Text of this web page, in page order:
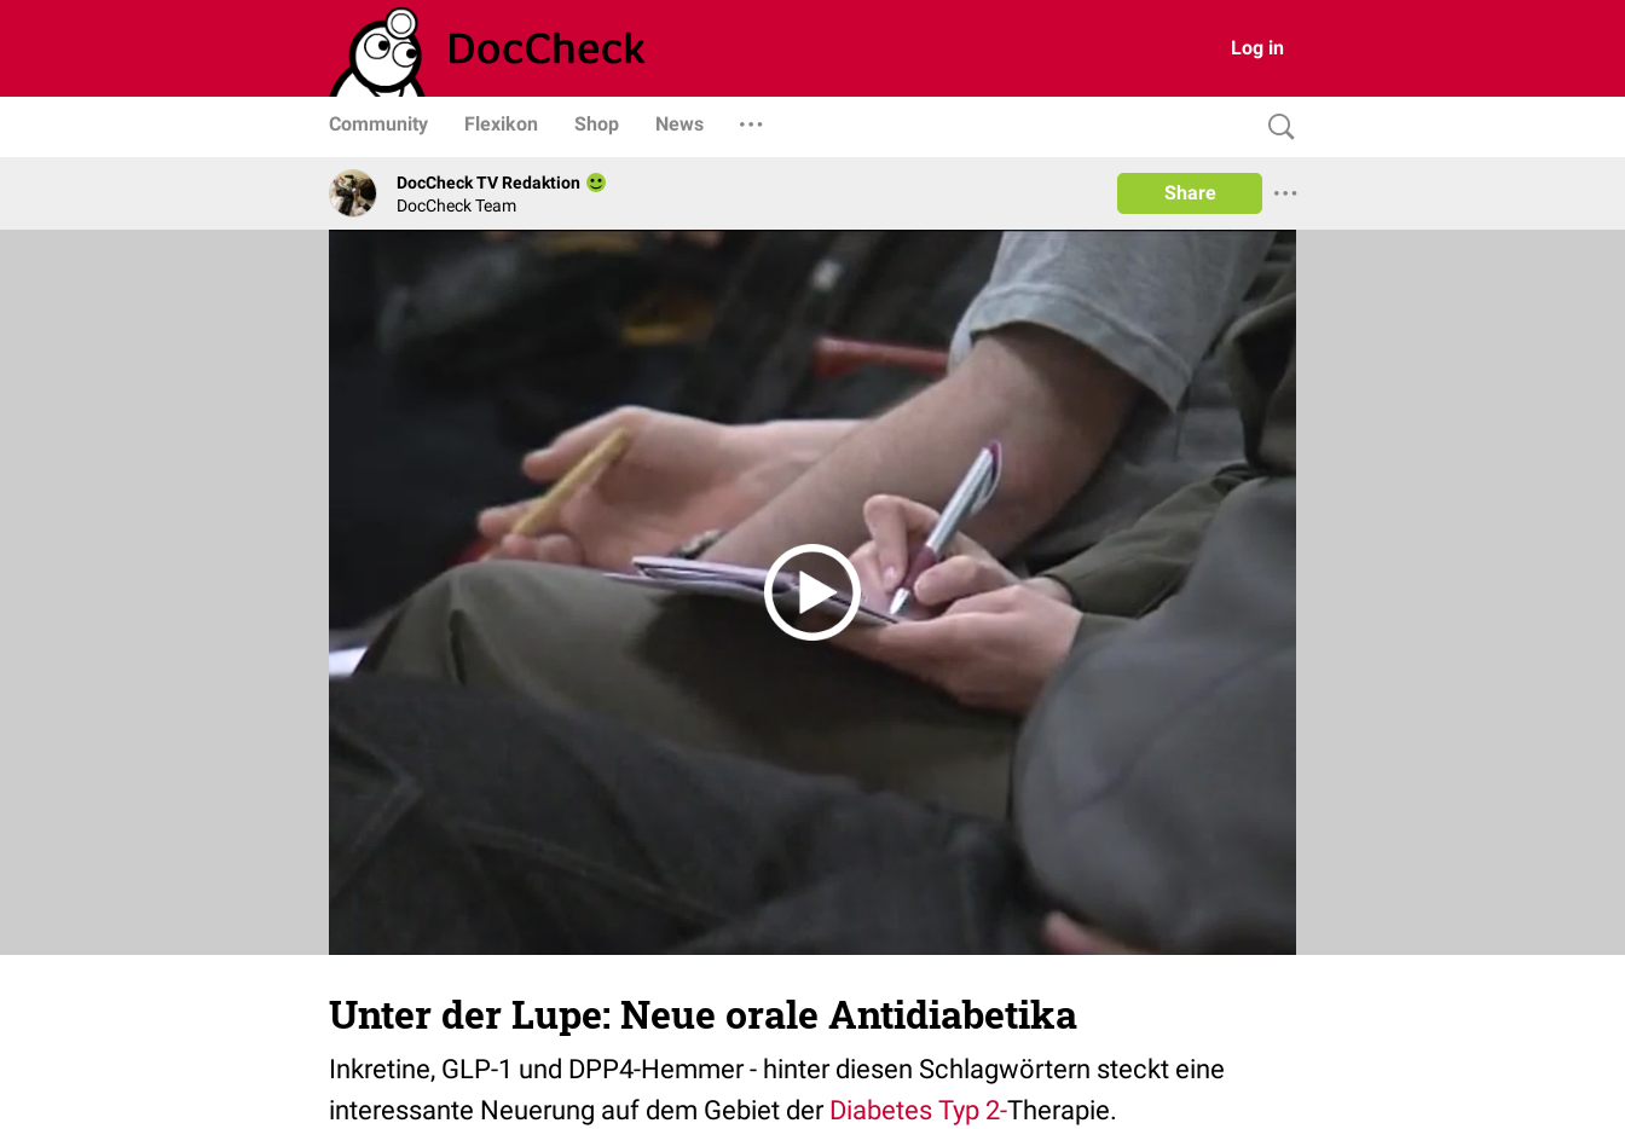
Log in
Community Flexikon Shop News
DocCheck TV Redaktion
DocCheck Team
Share
Unter der Lupe: Neue orale Antidiabetika
Inkretine, GLP-1 und DPP4-Hemmer - hinter diesen Schlagwörtern steckt eine
interessante Neuerung auf dem Gebiet der Diabetes Typ 2-Therapie.